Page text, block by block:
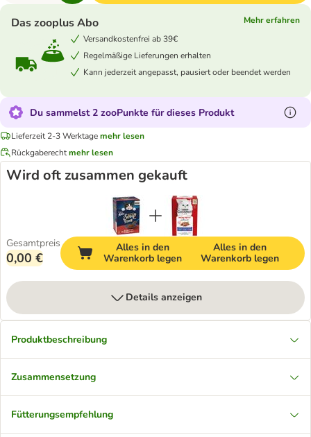
Das zooplus Abo
Mehr erfahren
Versandkostenfrei ab 39€
Regelmäßige Lieferungen erhalten
Kann jederzeit angepasst, pausiert oder beendet werden
Du sammelst 2 zooPunkte für dieses Produkt
Lieferzeit 2-3 Werktagemehr lesen
Rückgaberechtmehr lesen
Wird oft zusammen gekauft
Gesamtpreis
0,00 €
Alles in den
Warenkorb legen
Alles in den
Warenkorb legen
Details anzeigen
Produktbeschreibung
Zusammensetzung
Fütterungsempfehlung